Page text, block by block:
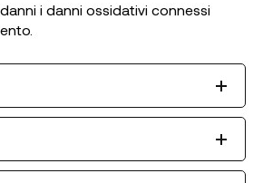
i danni ossidativi connessi